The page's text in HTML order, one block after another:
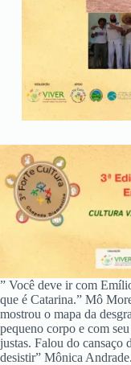
” Você deve ir com
que é Catarina.” Mô
mostrou o mapa da
pequeno corpo e com
justas. Falou do cansaço
desistir” Mônica Andrade.